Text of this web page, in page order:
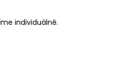
individuálně.